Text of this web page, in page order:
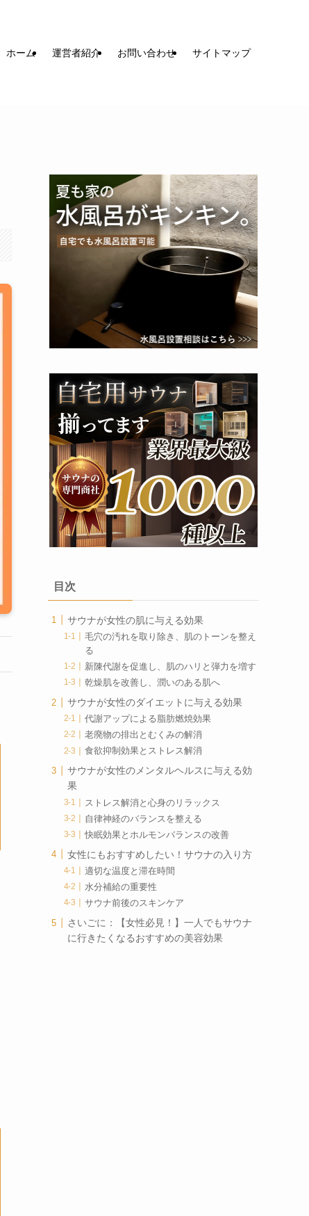
ホーム 運営者紹介 お問い合わせ サイトマップ
目次
サウナが女性の肌に与える効果
毛穴の汚れを取り除き、肌のトーンを整え
る
新陳代謝を促進し、肌のハリと弾力を増す
乾燥肌を改善し、潤いのある肌へ
サウナが女性のダイエットに与える効果
代謝アップによる脂肪燃焼効果
老廃物の排出とむくみの解消
食欲抑制効果とストレス解消
サウナが女性のメンタルヘルスに与える効
果
ストレス解消と心身のリラックス
自律神経のバランスを整える
快眠効果とホルモンバランスの改善
女性にもおすすめしたい！サウナの入り方
適切な温度と滞在時間
水分補給の重要性
サウナ前後のスキンケア
さいごに：【女性必見！】一人でもサウナ
に行きたくなるおすすめの美容効果